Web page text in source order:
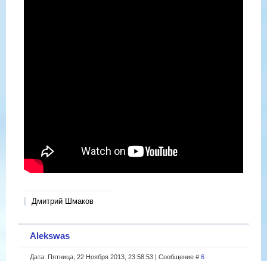
Дмитрий Шмаков
Alekswas
Дата: Пятница, 22 Ноября 2013, 23:58:53 | Сообщение # 6